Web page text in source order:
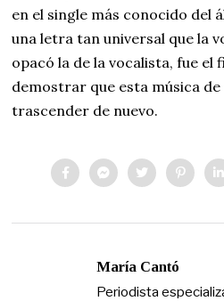
en el single más conocido del
una letra tan universal que la
opacó la de la vocalista, fue
demostrar que esta música de
trascender de nuevo.
María Cantó
Periodista